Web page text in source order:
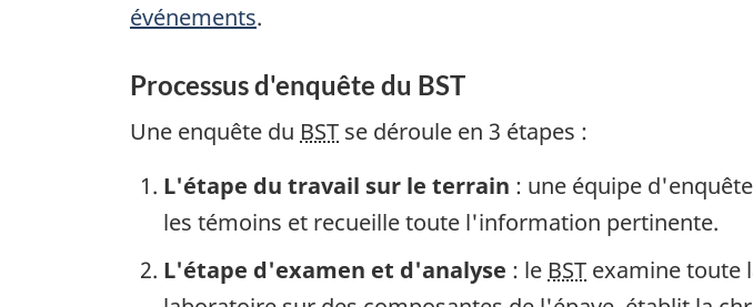
événements.
Processus d'enquête du BST
Une enquête du BST se déroule en 3 étapes :
L'étape du travail sur le terrain : une équipe
les témoins et recueille toute l'information pertinente.
L'étape d'examen et d'analyse : le BST examine toute